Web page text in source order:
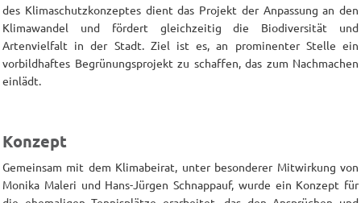
des Klimaschutzkonzeptes dient das Projekt der Anpassung an den
Klimawandel und fördert gleichzeitig die Biodiversität und
Artenvielfalt in der Stadt. Ziel ist es, an prominenter Stelle ein
vorbildhaftes Begrünungsprojekt zu schaffen, das zum Nachmachen
einlädt.
Konzept
Gemeinsam mit dem Klimabeirat, unter besonderer Mitwirkung von
Monika Maleri und Hans-Jürgen Schnappauf, wurde ein Konzept für